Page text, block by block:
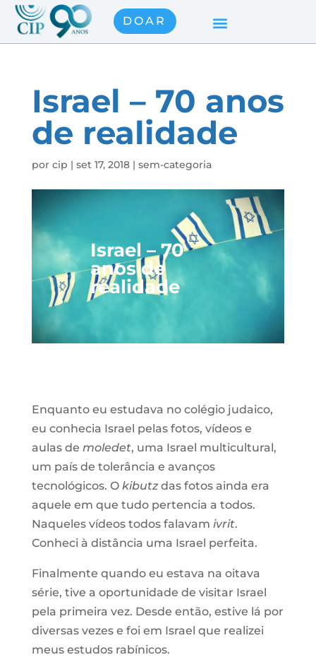
DOAR
Israel – 70 anos
de realidade
por cip | set 17, 2018| sem-categoria
Israel – 70
anos de
realidade
Enquanto eu estudava no colégio judaico,
eu conhecia Israel pelas fotos, vídeos e
aulas de moledet, uma Israel multicultural,
um país de tolerância e avanços
tecnológicos. O kibutzdas fotos ainda era
aquele em que tudo pertencia a todos.
Naqueles vídeos todos falavam ivrit.
Conheci à distância uma Israel perfeita.
Finalmente quando eu estava na oitava
série, tive a oportunidade de visitar Israel
pela primeira vez. Desde então, estive lá por
diversas vezes e foi em Israel que realizei
meus estudos rabínicos.